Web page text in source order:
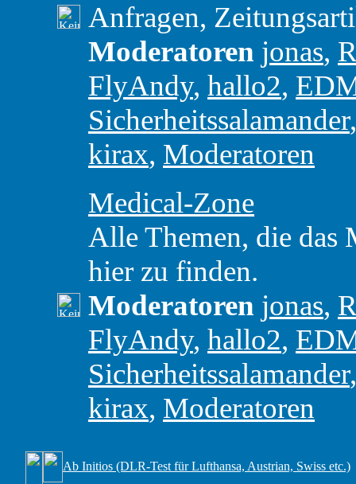
Anfragen,
Moderatoren jonas,
FlyAndy, hallo2,
Sicherheitssalamander
kirax, Moderatoren
Medical-Zone
Alle Themen, die das
hier zu finden.
Moderatoren jonas,
FlyAndy, hallo2,
Sicherheitssalamander
kirax, Moderatoren
Ab Initios (DLR-Test für Lufthansa, Austrian, Swiss etc.)